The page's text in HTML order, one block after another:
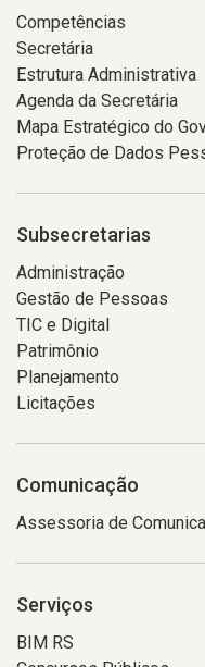
Competências
Secretária
Estrutura Administrativa
Agenda da Secretária
Mapa Estratégico do
Proteção de Dados
Subsecretarias
Administração
Gestão de Pessoas
TIC e Digital
Patrimônio
Planejamento
Licitações
Comunicação
Assessoria de
Serviços
BIM RS